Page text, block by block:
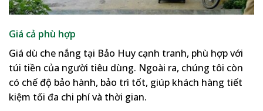
Giá cả phù hợp
Giá dù che nắng tại Bảo Huy cạnh tranh, phù hợp với
túi tiền của người tiêu dùng. Ngoài ra, chúng tôi còn
có chế độ bảo hành, bảo trì tốt, giúp khách hàng tiết
kiệm tối đa chi phí và thời gian.